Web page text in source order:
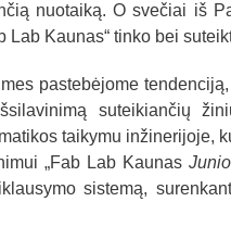
nuotaiką. O svečiai iš
Lab Kaunas“ tinko bei
pastebėjome
suteikiančių
taikymu inžinerijoje,
„Fab Lab Kaunas
sistemą,